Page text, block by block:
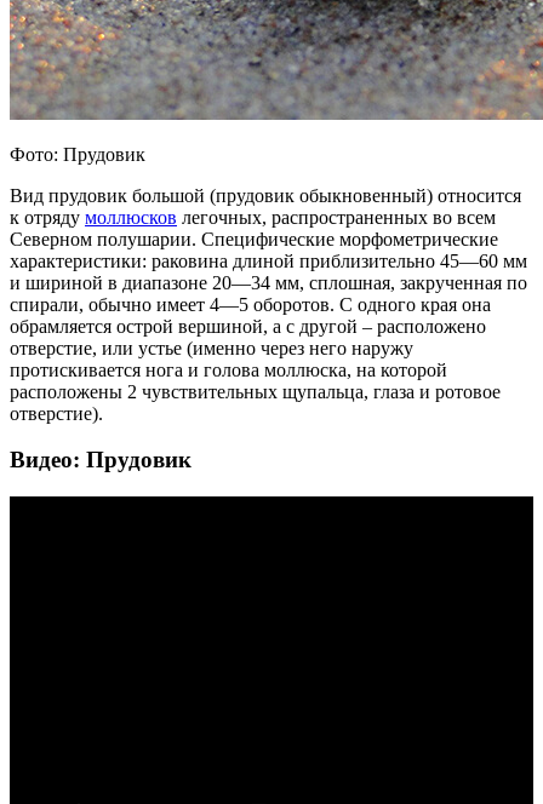
Фото: Прудовик
Вид прудовик большой (прудовик обыкновенный) относится
к отряду моллюсков легочных, распространенных во всем
Северном полушарии. Специфические морфометрические
характеристики: раковина длиной приблизительно 45—60 мм
и шириной в диапазоне 20—34 мм, сплошная, закрученная по
спирали, обычно имеет 4—5 оборотов. С одного края она
обрамляется острой вершиной, а с другой – расположено
отверстие, или устье (именно через него наружу
протискивается нога и голова моллюска, на которой
расположены 2 чувствительных щупальца, глаза и ротовое
отверстие).
Видео: Прудовик